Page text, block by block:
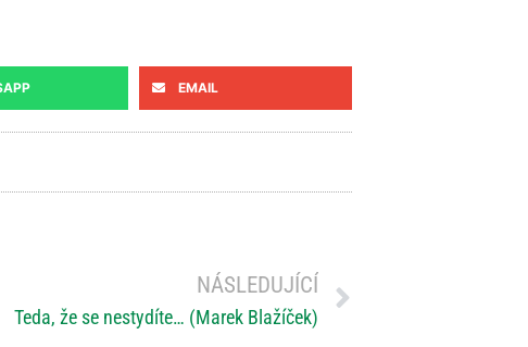
EMAIL
NÁSLEDUJÍCÍ
Teda, že se nestydíte… (Marek Blažíček)